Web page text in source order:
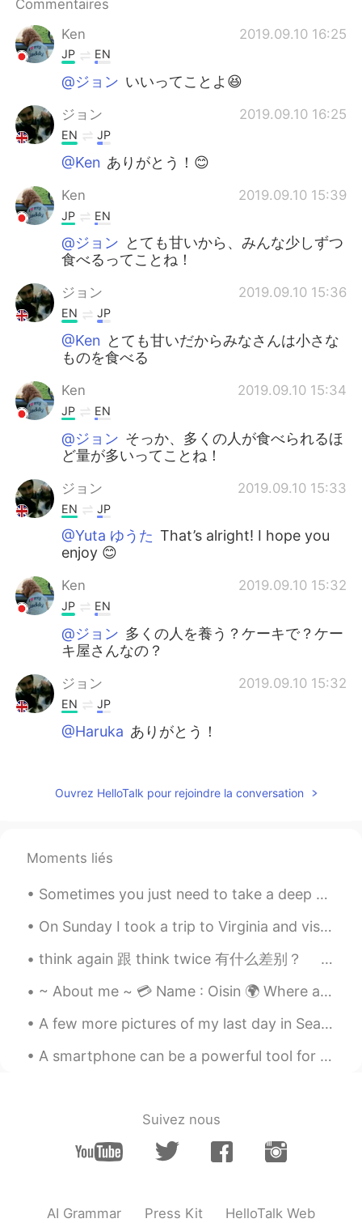
Commentaires
Ken
2019.09.10 16:25
JP EN
@ジョン いいってことよ😆
ジョン 2019.09.10 16:25
EN JP
@Ken ありがとう！😊
Ken 2019.09.10 15:39
JP EN
@ジョン とても甘いから、みんな少しずつ
食べるってことね！
ジョン 2019.09.10 15:36
EN JP
@Ken とても甘いだからみなさんは小さな
ものを食べる
Ken 2019.09.10 15:34
JP EN
@ジョン そっか、多くの人が食べられるほ
ど量が多いってことね！
ジョン 2019.09.10 15:33
EN JP
@Yuta ゆうた That’s alright! I hope you
enjoy 😊
Ken 2019.09.10 15:32
JP EN
@ジョン 多くの人を養う？ケーキで？ケー
キ屋さんなの？
ジョン 2019.09.10 15:32
EN JP
@Haruka ありがとう！
Yuta ゆうた
cook the cake. I'll try it👍👍👍
Ken 2019.09.10 15:21
JP EN
JP
卵:0.3kg 小麦粉:0.3kg 砂
する You’ll need a special mould to make
Ouvrez HelloTalk pour rejoindre la conversation
Moments liés
Sometimes you just need to take a deep breath , relax and let things go . Focus on what matters t...
On Sunday I took a trip to Virginia and visited the Rockfish Gap Hawk Watch where they count migr...
think again 跟 think twice 有什么差别？ think again 从字面看来， think again 这句常用说法的中文， 好像只是指「再想一次」， 可是，要注意它...
~ About me ~ 💳 Name : Oisin 🌍 Where are you from? : Philippines 📈 Height :179cm 🍰 Birthday : ...
A few more pictures of my last day in Seattle~ Was a great time meeting one of my favorite peop...
A smartphone can be a powerful tool for learning languages. Use it to record yourself speaking th...
Suivez nous
AI Grammar Press Kit HelloTalk Web